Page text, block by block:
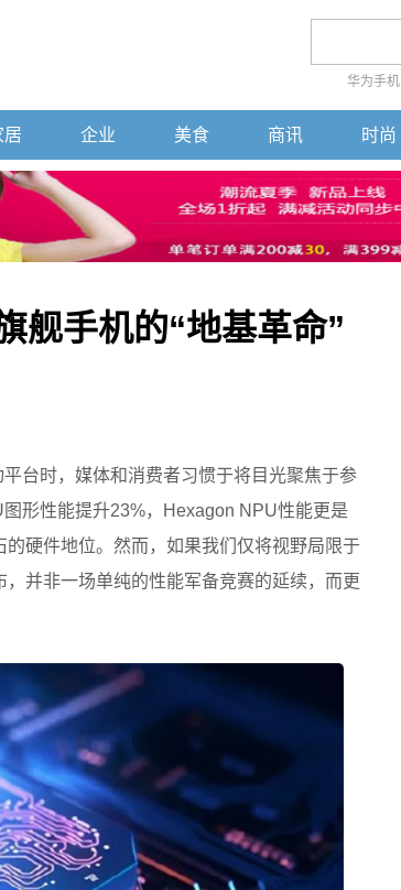
华为手机
居 企业 美食 商讯 时尚
舰手机的“地基革命”
台时，媒体和消费者习惯于将目光聚焦于参
形性能提升23%，Hexagon NPU性能更是
硬件地位。然而，如果我们仅将视野局限于
并非一场单纯的性能军备竞赛的延续，而更